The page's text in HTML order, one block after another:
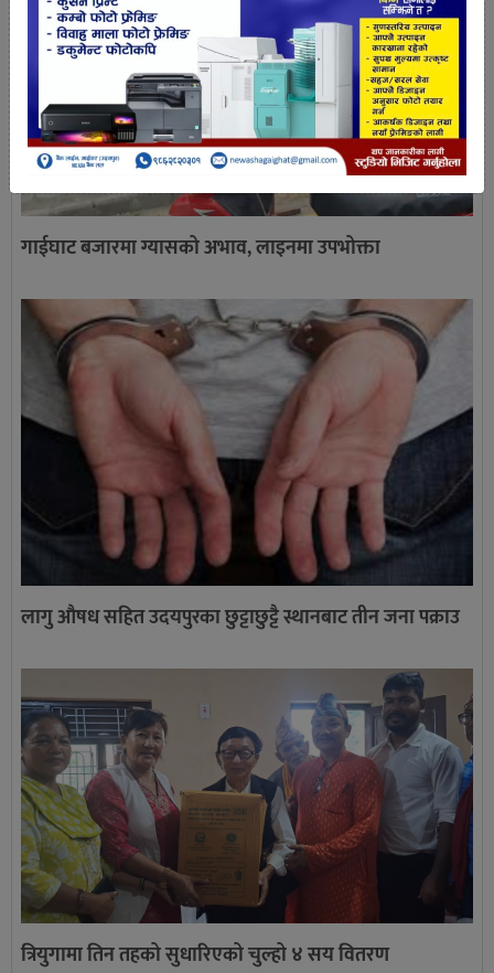
गाईघाट बजारमा ग्यासको अभाव, लाइनमा उपभोक्ता
लागु औषध सहित उदयपुरका छुट्टाछुट्टै स्थानबाट तीन जना पक्राउ
त्रियुगामा तिन तहको सुधारिएको चुल्हो ४ सय वितरण